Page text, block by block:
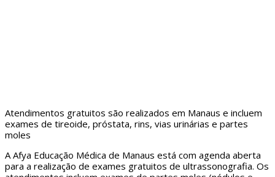
Atendimentos gratuitos são realizados em Manaus e incluem
exames de tireoide, próstata, rins, vias urinárias e partes
moles
A Afya Educação Médica de Manaus está com agenda aberta
para a realização de exames gratuitos de ultrassonografia. Os